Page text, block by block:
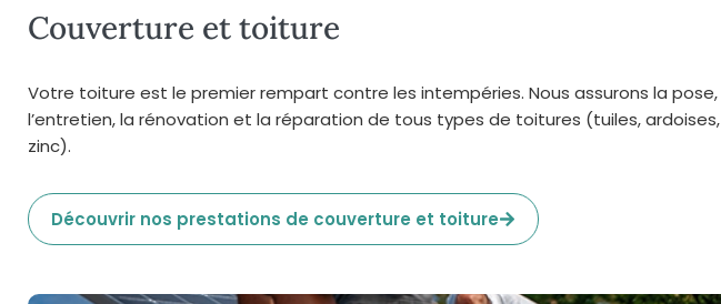
Couverture et toiture
Votre toiture est le premier rempart contre les intempéries. Nous assurons la pose,
l’entretien, la rénovation et la réparation de tous types de toitures (tuiles, ardoises,
zinc).
Découvrir nos prestations de couverture et toiture